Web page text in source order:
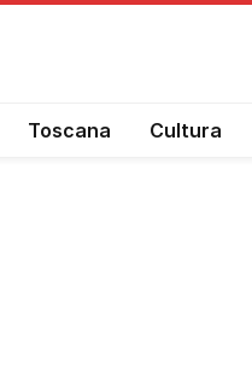
Toscana Cultura